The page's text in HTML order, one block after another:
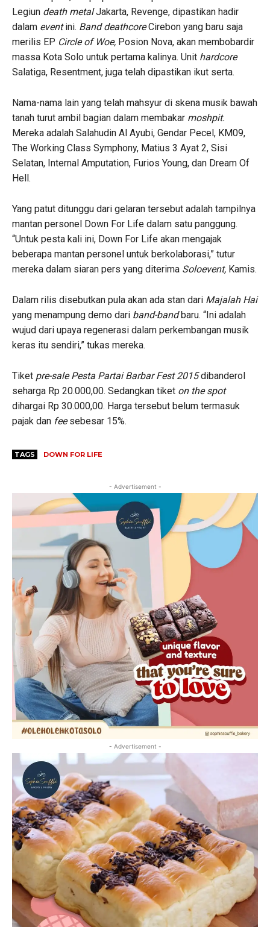
Legiun death metalJakarta, Revenge, dipastikan hadir
dalam eventini. Band deathcoreCirebon yang baru saja
merilis EP Circle of Woe, Posion Nova, akan membobardir
massa Kota Solo untuk pertama kalinya. Unit hardcore
Salatiga, Resentment, juga telah dipastikan ikut serta.
Nama-nama lain yang telah mahsyur di skena musik bawah
tanah turut ambil bagian dalam membakar moshpit.
Mereka adalah Salahudin Al Ayubi, Gendar Pecel, KM09,
The Working Class Symphony, Matius 3 Ayat 2, Sisi
Selatan, Internal Amputation, Furios Young, dan Dream Of
Hell.
Yang patut ditunggu dari gelaran tersebut adalah tampilnya
mantan personel Down For Life dalam satu panggung.
“Untuk pesta kali ini, Down For Life akan mengajak
beberapa mantan personel untuk berkolaborasi,” tutur
mereka dalam siaran pers yang diterima Soloevent, Kamis.
Dalam rilis disebutkan pula akan ada stan dari Majalah Hai
yang menampung demo dari band-band baru. “Ini adalah
wujud dari upaya regenerasi dalam perkembangan musik
keras itu sendiri,” tukas mereka.
Tiket pre-sale Pesta Partai Barbar Fest 2015dibanderol
seharga Rp 20.000,00. Sedangkan tiket on the spot
dihargai Rp 30.000,00. Harga tersebut belum termasuk
pajak dan feesebesar 15%.
TAGS DOWN FOR LIFE
- Advertisement -
- Advertisement -